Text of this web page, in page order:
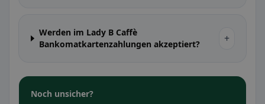
Werden im Lady B Caffè
Bankomatkartenzahlungen akzeptiert?
+
Noch unsicher?